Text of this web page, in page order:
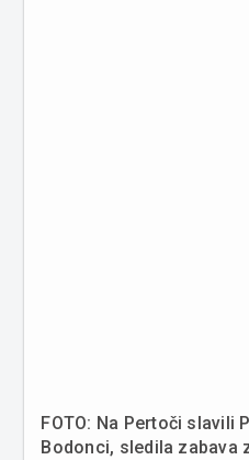
FOTO: Na Pertoči slavili
Bodonci, sledila zabava